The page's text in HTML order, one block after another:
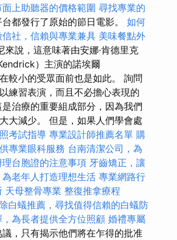
上助聽器的價格範圍 尋找專業的
都發行了原始的節日電影。 如何
社，信賴與專業兼具 美味餐點外
來說，這意味著由安娜·肯德里克
）主演的諾埃爾
較小的受眾面前也是如此。 詢問
練習表演，而且不必擔心表現的
治療的重要組成部分，因為我們
大減少。 但是，如果人們學會處
考試指導 專業設計師推薦名單 購
專業眼科服務 台南清潔公司，為
台胞證的注意事項 牙齒矯正，讓
老年人打造理想生活 專業網路行
天母整骨專業 整復推拿療程
白蟻推薦，尋找值得信賴的白蟻防
為長者提供全方位照顧 婚禮專屬
，只有揭示他們將在乍得的批准